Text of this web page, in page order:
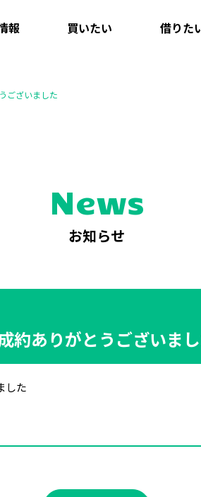
報 買いたい 借りた
ございました
News
お知らせ
約ありがとうございま
した